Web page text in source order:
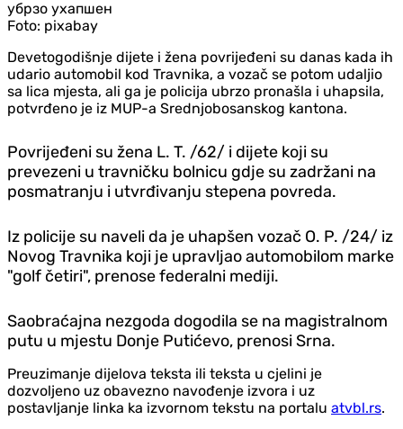
Foto: pixabay
Devetogodišnje dijete i žena povrijeđeni su danas kada ih
udario automobil kod Travnika, a vozač se potom udaljio
sa lica mjesta, ali ga je policija ubrzo pronašla i uhapsila,
potvrđeno je iz MUP-a Srednjobosanskog kantona.
Povrijeđeni su žena L. T. /62/ i dijete koji su
prevezeni u travničku bolnicu gdje su zadržani na
posmatranju i utvrđivanju stepena povreda.
Iz policije su naveli da je uhapšen vozač O. P. /24/ iz
Novog Travnika koji je upravljao automobilom marke
"golf četiri", prenose federalni mediji.
Saobraćajna nezgoda dogodila se na magistralnom
putu u mjestu Donje Putićevo, prenosi Srna.
Preuzimanje dijelova teksta ili teksta u cjelini je
dozvoljeno uz obavezno navođenje izvora i uz
postavljanje linka ka izvornom tekstu na portalu atvbl.rs.